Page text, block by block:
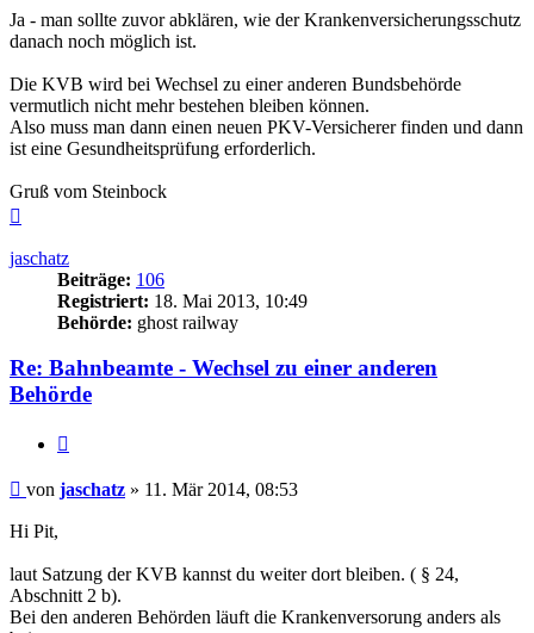
Ja - man sollte zuvor abklären, wie der Krankenversicherungsschutz
danach noch möglich ist.
Die KVB wird bei Wechsel zu einer anderen Bundsbehörde
vermutlich nicht mehr bestehen bleiben können.
Also muss man dann einen neuen PKV-Versicherer finden und dann
ist eine Gesundheitsprüfung erforderlich.
Gruß vom Steinbock
jaschatz
Beiträge: 106
Registriert: 18. Mai 2013, 10:49
Behörde: ghost railway
Re: Bahnbeamte - Wechsel zu einer anderen
Behörde
Beitrag
von jaschatz » 11. Mär 2014, 08:53
Hi Pit,
laut Satzung der KVB kannst du weiter dort bleiben. ( § 24,
Abschnitt 2 b).
Bei den anderen Behörden läuft die Krankenversorung anders als